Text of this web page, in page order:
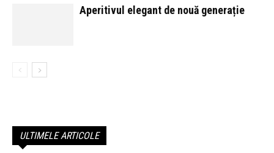
Aperitivul elegant de nouă generație
ULTIMELE ARTICOLE